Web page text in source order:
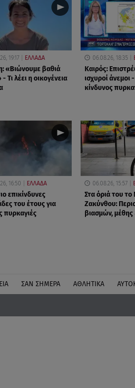
19:17 ΕΛΛΑΔΑ
«Βιώνουμε βαθιά
Τι λέει η οικογένεια
06.08.26, 18:35
Καιρός:
ισχυροί άνεμοι
κίνδυνος
16:50 ΕΛΛΑΔΑ
επικίνδυνες
του έτους για
πυρκαγιές
06.08.26, 15:57
Στα όριά του
Ζακύνθου:
βιασμών, μέθης
ΣΑΝ ΣΗΜΕΡΑ ΑΘΛΗΤΙΚΑ